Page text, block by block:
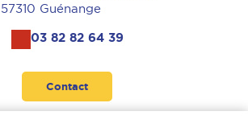
57310 Guénange
03 82 82 64 39
Contact